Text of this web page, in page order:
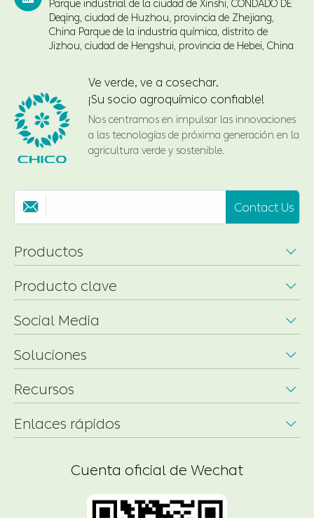
Parque industrial de la ciudad de Xinshi, CONDADO DE
Deqing, ciudad de Huzhou, provincia de Zhejiang,
China Parque de la industria química, distrito de
Jizhou, ciudad de Hengshui, provincia de Hebei, China
Ve verde, ve a cosechar.
¡Su socio agroquímico confiable!
Nos centramos en impulsar las innovaciones
a las tecnologías de próxima generación en la
agricultura verde y sostenible.
 Contact Us
Productos 
Producto clave 
Social Media 
Soluciones 
Recursos 
Enlaces rápidos 
Cuenta oficial de Wechat